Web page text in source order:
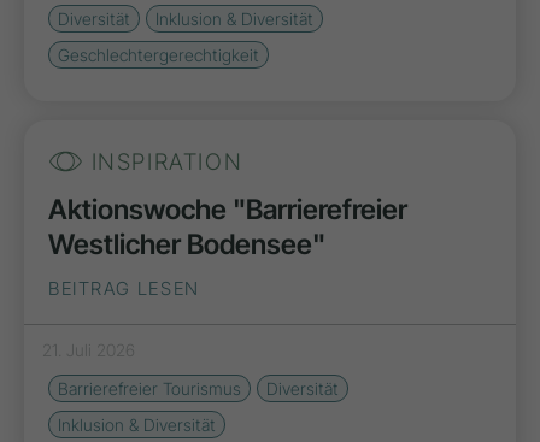
Diversität
Inklusion & Diversität
Geschlechtergerechtigkeit
INSPIRATION
Aktionswoche "Barrierefreier
Westlicher Bodensee"
BEITRAG LESEN
21. Juli 2026
Barrierefreier Tourismus
Diversität
Inklusion & Diversität